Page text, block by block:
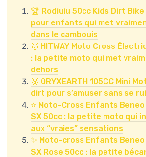
🏆 Rodiuiu 50cc Kids Dirt
pour enfants qui met
dans le cambouis
🥈 HITWAY Moto Cross
: la petite moto qui met
dehors
🥉 ORYXEARTH 105CC Mini
dirt pour s’amuser sans se
⭐ Moto-Cross Enfants
SX 50cc : la petite moto qui
aux “vraies” sensations
✨ Moto-cross Enfants Beneo
SX Rose 50cc : la petite